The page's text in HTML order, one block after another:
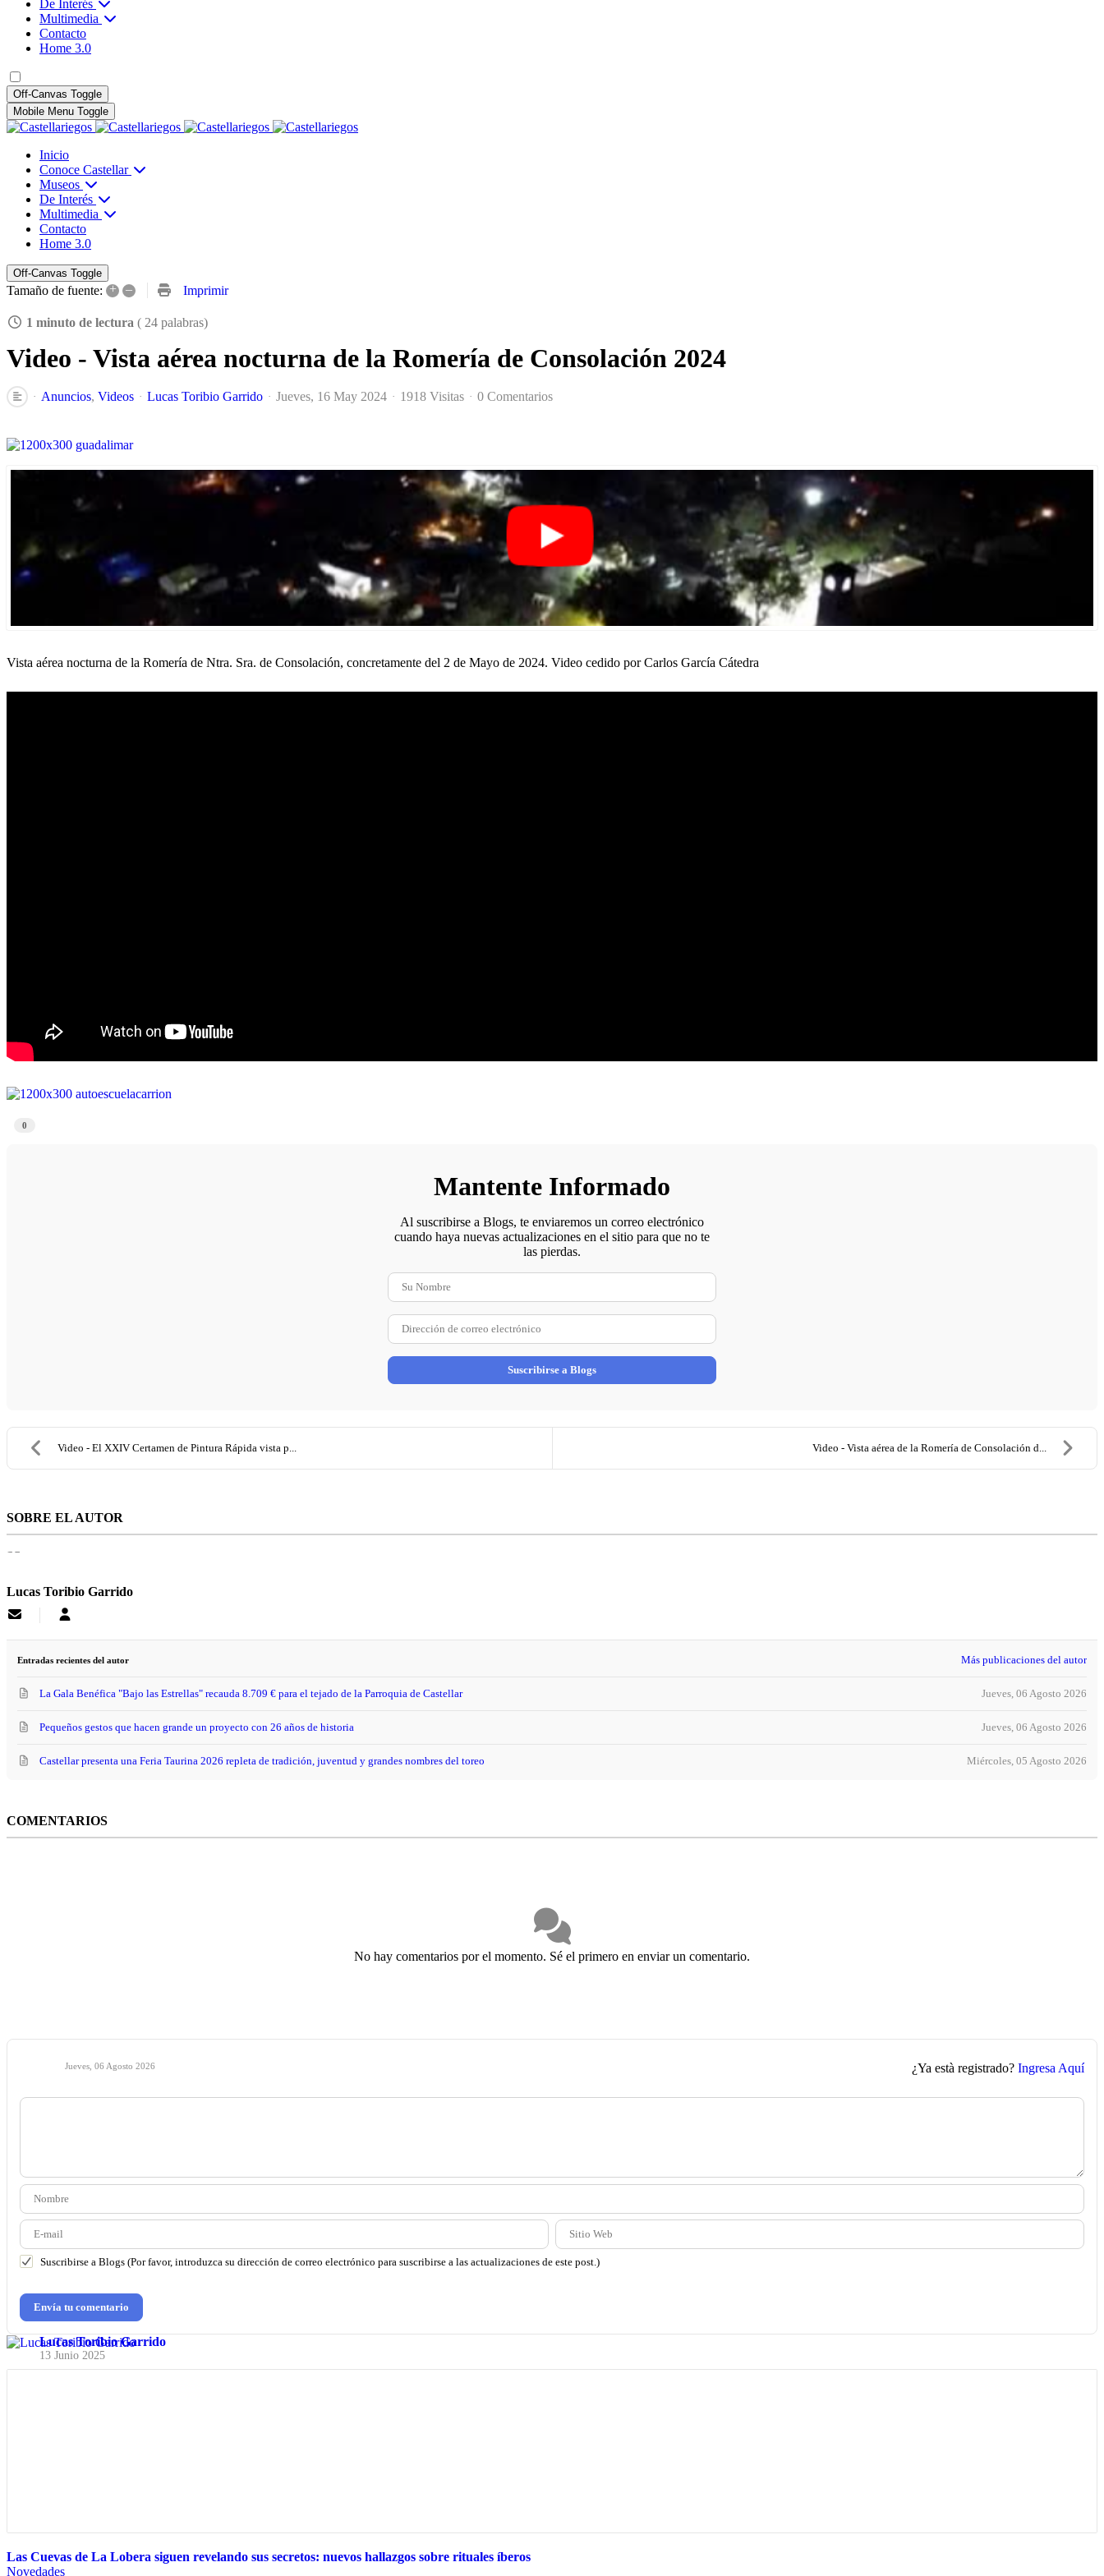
De Interés
Multimedia
Contacto
Home 3.0
Off-Canvas Toggle
Mobile Menu Toggle
Inicio
Conoce Castellar
Museos
De Interés
Multimedia
Contacto
Home 3.0
Off-Canvas Toggle
Tamaño de fuente: + – Imprimir
1 minuto de lectura ( 24 palabras)
Video - Vista aérea nocturna de la Romería de Consolación 2024
Anuncios Videos Lucas Toribio Garrido Jueves, 16 May 2024 1918 Visitas 0 Comentarios
Vista aérea nocturna de la Romería de Ntra. Sra. de Consolación, concretamente del 2 de Mayo de 2024. Video cedido por Carlos García Cátedra
0
Mantente Informado
Al suscribirse a Blogs, te enviaremos un correo electrónico
cuando haya nuevas actualizaciones en el sitio para que no te
las pierdas.
electrónico
Suscribirse a Blogs
Video - El XXIV Certamen de Pintura Rápida vista p... Video - Vista aérea de la Romería de Consolación d...
SOBRE EL AUTOR
Lucas Toribio Garrido
Suscribirse
las
actualizaciones
Garrido
Entradas recientes del autor Más publicaciones del autor
Jueves, 06 Agosto 2026
La Gala Benéfica "Bajo las Estrellas" recauda 8.709 € para el tejado de la Parroquia de Castellar
Jueves, 06 Agosto 2026
Pequeños gestos que hacen grande un proyecto con 26 años de historia
Miércoles, 05 Agosto 2026
​Castellar presenta una Feria Taurina 2026 repleta de tradición, juventud y grandes nombres del toreo
COMENTARIOS
No hay comentarios por el momento. Sé el primero en enviar un comentario.
¿Ya està registrado? Ingresa Aquí
Jueves, 06 Agosto 2026
Suscribirse a Blogs (Por favor, introduzca su dirección de correo electrónico para suscribirse a las actualizaciones de este post.)
Envía tu comentario
Lucas Toribio Garrido
13 Junio 2025
Las Cuevas de La Lobera siguen revelando sus secretos: nuevos hallazgos sobre rituales íberos
Novedades